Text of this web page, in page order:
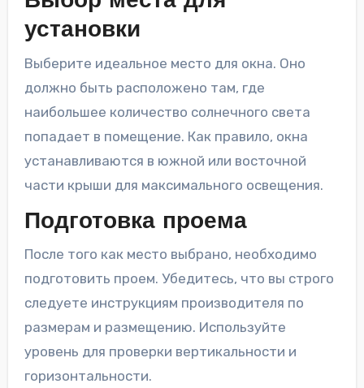
установки
Выберите идеальное место для окна. Оно
должно быть расположено там, где
наибольшее количество солнечного света
попадает в помещение. Как правило, окна
устанавливаются в южной или восточной
части крыши для максимального освещения.
Подготовка проема
После того как место выбрано, необходимо
подготовить проем. Убедитесь, что вы строго
следуете инструкциям производителя по
размерам и размещению. Используйте
уровень для проверки вертикальности и
горизонтальности.